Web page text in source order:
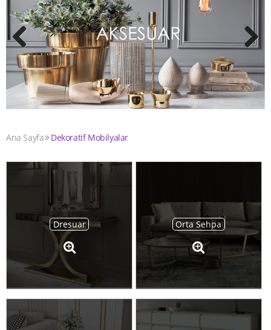
Previous
Ana Sayfa Dekoratif Mobilyalar
Dresuar Orta Sehpa